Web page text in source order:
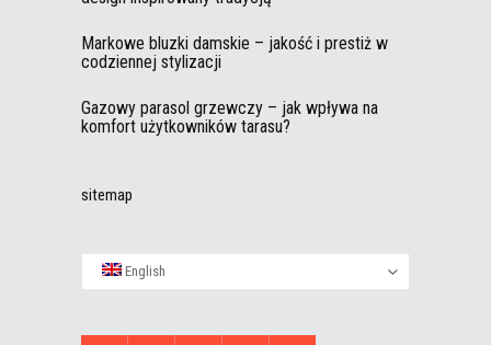
Markowe bluzki damskie – jakość i prestiż w
codziennej stylizacji
Gazowy parasol grzewczy – jak wpływa na
komfort użytkowników tarasu?
sitemap
English